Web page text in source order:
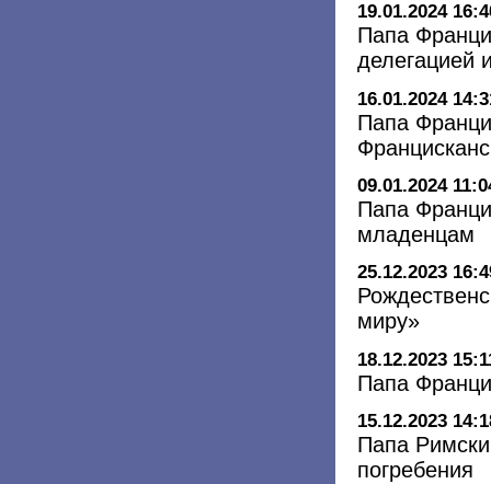
19.01.2024
Папа
делегацией
16.01.2024
Папа
09.01.2024
Папа
младенцам
25.12.2023
миру»
18.12.2023
Папа
15.12.2023
Папа
погребения